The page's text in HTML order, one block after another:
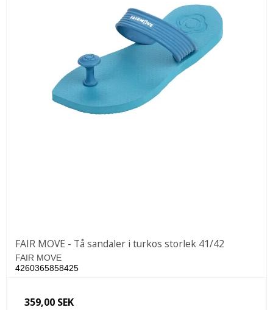
FAIR MOVE - Tå sandaler i turkos storlek 41/42
FAIR MOVE
4260365858425
359,00 SEK